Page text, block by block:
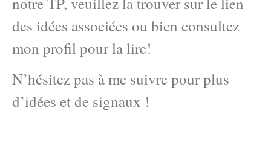
des idées associées ou bien consultez
mon profil pour la lire!
N’hésitez pas à me suivre pour plus
d’idées et de signaux !